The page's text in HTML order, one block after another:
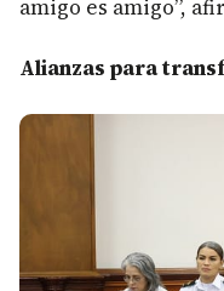
amigo es amigo”,
Alianzas para